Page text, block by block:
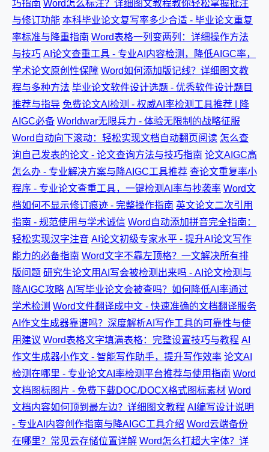
巧指南 Word怎么标注？详细图文教程教你轻松掌握批注
与修订功能 本科毕业论文复写率多少合适 - 毕业论文重复
率标准与降重指南 Word表格一列变两列：详细操作方法
与技巧 AI论文查重工具 - 专业AI内容检测，降低AIGC率，
学术论文原创性保障 Word如何添加版记线？详细图文教
程与多种方法 毕业论文软件设计选题 - 优秀软件设计题目
推荐与指导 免费论文AI检测 - 权威AI率检测工具推荐 | 降
AIGC必备 Worldwar无限兵力 - 体验无限制的战略征服
Word自动向下滚动：轻松实现文档自动翻页阅读 怎么查
询自己发表的论文 - 论文查询方法与技巧指南 论文AIGC高
怎么办 - 专业解决方案与降AIGC工具推荐 查论文重复率小
程序 - 专业论文查重工具，一键检测AI率与抄袭率 Word文
档如何不显示修订痕迹 - 完整操作指南 英文论文二次引用
指南 - 规范使用与学术诚信 Word自动添加拼音完全指南：
轻松实现汉字注音 AI论文初级专家水平 - 提升AI论文写作
能力的必备指南 Word文字不靠左顶格？一文解决所有排
版问题 研究生论文用AI写会被检测出来吗 - AI论文检测与
降AIGC攻略 AI写毕业论文会被查吗？如何降低AI率通过
学术检测 Word文件翻译成中文 - 快速准确的文档翻译服务
AI作文生成器靠谱吗？深度解析AI写作工具的可靠性与使
用建议 Word表格文字填满表格：完整设置技巧与教程 AI
作文生成器小作文 - 智能写作助手，提升写作效率 论文AI
检测在哪里 - 专业论文AI率检测平台推荐与使用指南 Word
文档图标图片 - 免费下载DOC/DOCX格式图标素材 Word
文档内容如何顶到最左边？详细图文教程 AI编写设计说明
- 专业AI内容创作指南与降AIGC工具介绍 Word云端备份
在哪里？常见云存储位置详解 Word怎么打超大字体？详